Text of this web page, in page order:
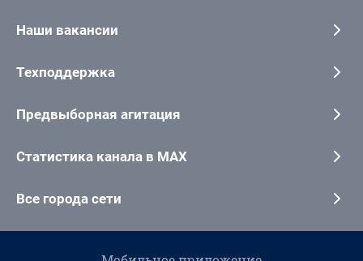
Наши вакансии
Техподдержка
Предвыборная агитация
Статистика канала в MAX
Все города сети